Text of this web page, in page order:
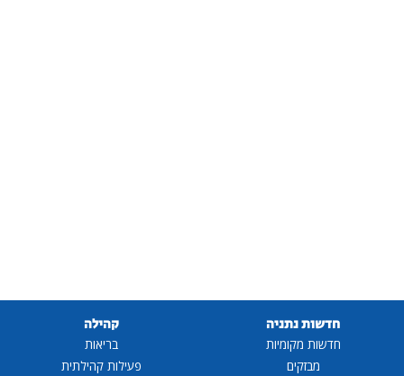
חדשות נתניה
חדשות מקומיות
מבזקים
קהילה
בריאות
פעילות קהילתית